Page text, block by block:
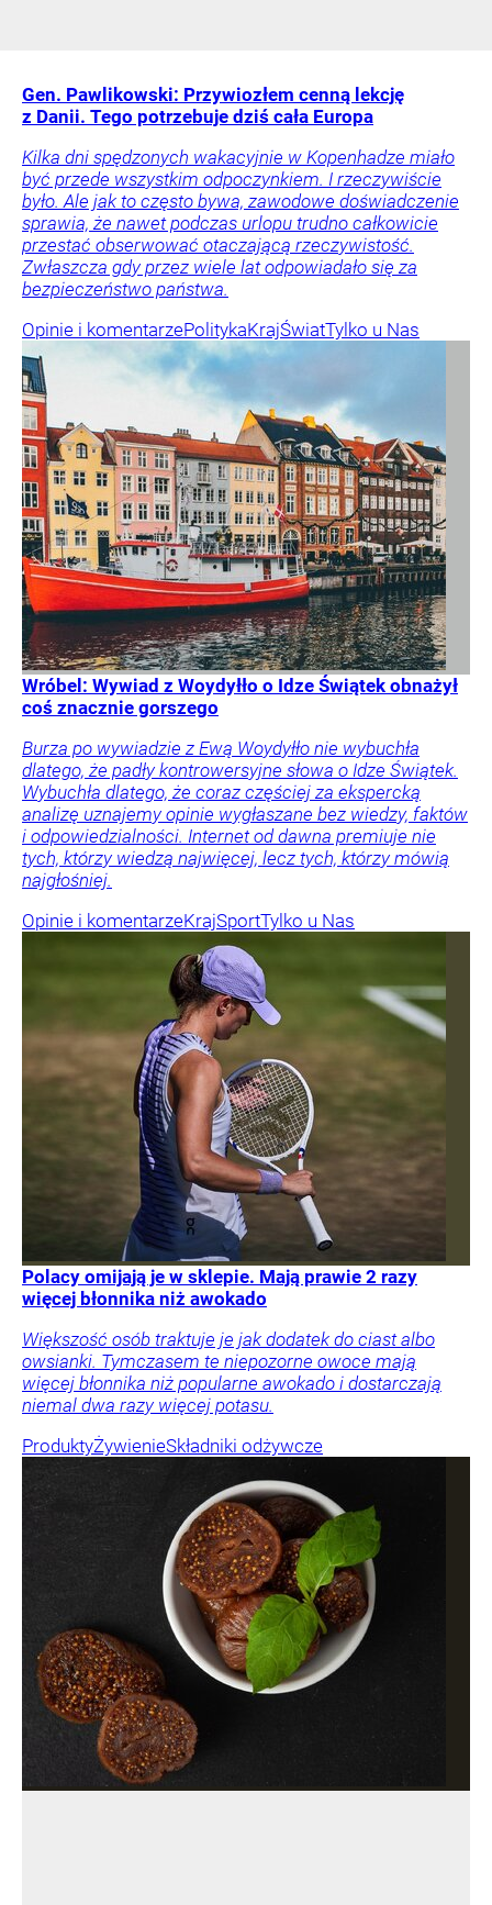
Gen. Pawlikowski: Przywiozłem cenną lekcję
z Danii. Tego potrzebuje dziś cała Europa
Kilka dni spędzonych wakacyjnie w Kopenhadze miało
być przede wszystkim odpoczynkiem. I rzeczywiście
było. Ale jak to często bywa, zawodowe doświadczenie
sprawia, że nawet podczas urlopu trudno całkowicie
przestać obserwować otaczającą rzeczywistość.
Zwłaszcza gdy przez wiele lat odpowiadało się za
bezpieczeństwo państwa.
Opinie i komentarzePolitykaKrajŚwiatTylko u Nas
Wróbel: Wywiad z Woydyłło o Idze Świątek obnażył
coś znacznie gorszego
Burza po wywiadzie z Ewą Woydyłło nie wybuchła
dlatego, że padły kontrowersyjne słowa o Idze Świątek.
Wybuchła dlatego, że coraz częściej za ekspercką
analizę uznajemy opinie wygłaszane bez wiedzy, faktów
i odpowiedzialności. Internet od dawna premiuje nie
tych, którzy wiedzą najwięcej, lecz tych, którzy mówią
najgłośniej.
Opinie i komentarzeKrajSportTylko u Nas
Polacy omijają je w sklepie. Mają prawie 2 razy
więcej błonnika niż awokado
Większość osób traktuje je jak dodatek do ciast albo
owsianki. Tymczasem te niepozorne owoce mają
więcej błonnika niż popularne awokado i dostarczają
niemal dwa razy więcej potasu.
ProduktyŻywienieSkładniki odżywcze